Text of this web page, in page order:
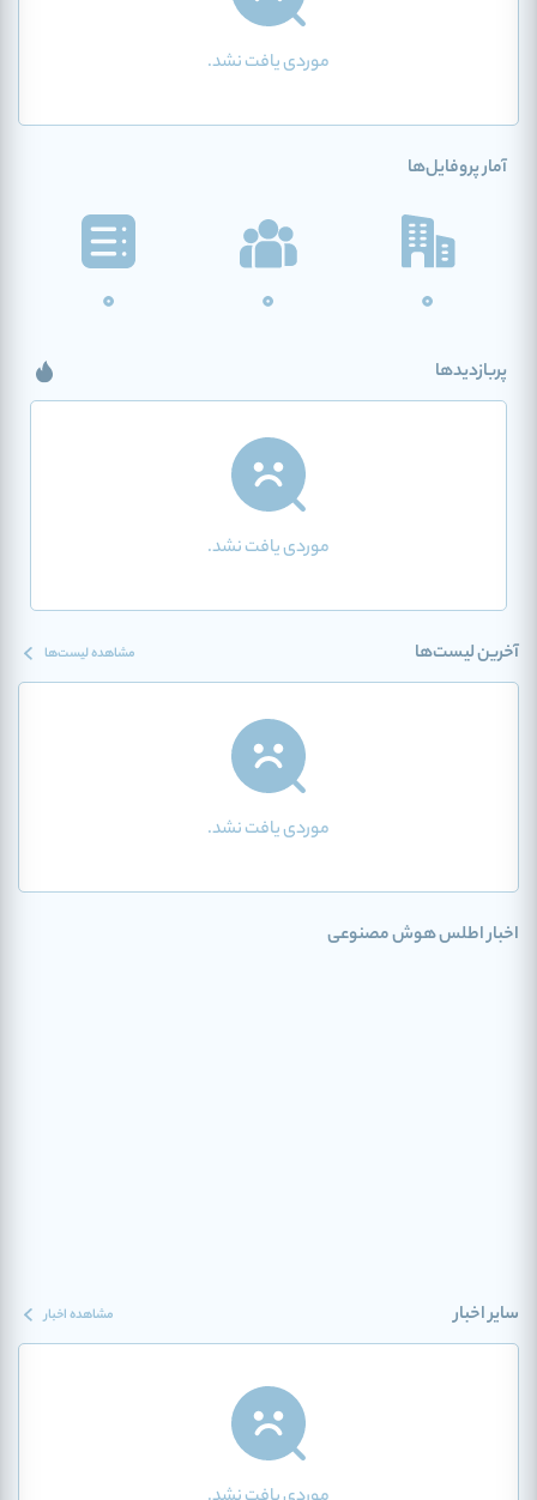
موردی یافت نشد.
آمار پروفایل‌ها
0
0
0
پربازدیدها
موردی یافت نشد.
آخرین لیست‌ها مشاهده لیست‌ها
موردی یافت نشد.
اخبار اطلس هوش مصنوعی
سایر اخبار مشاهده اخبار